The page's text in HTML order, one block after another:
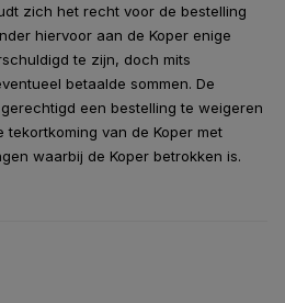
zich het recht voor de bestelling
hiervoor aan de Koper enige
te zijn, doch mits
betaalde sommen. De
een bestelling te weigeren
tekortkoming van de Koper met
waarbij de Koper betrokken is.